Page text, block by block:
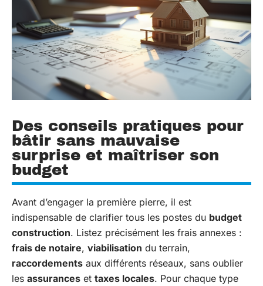
Des conseils pratiques pour
bâtir sans mauvaise
surprise et maîtriser son
budget
Avant d’engager la première pierre, il est
indispensable de clarifier tous les postes du budget
construction. Listez précisément les frais annexes :
frais de notaire, viabilisation du terrain,
raccordements aux différents réseaux, sans oublier
les assurances et taxes locales. Pour chaque type